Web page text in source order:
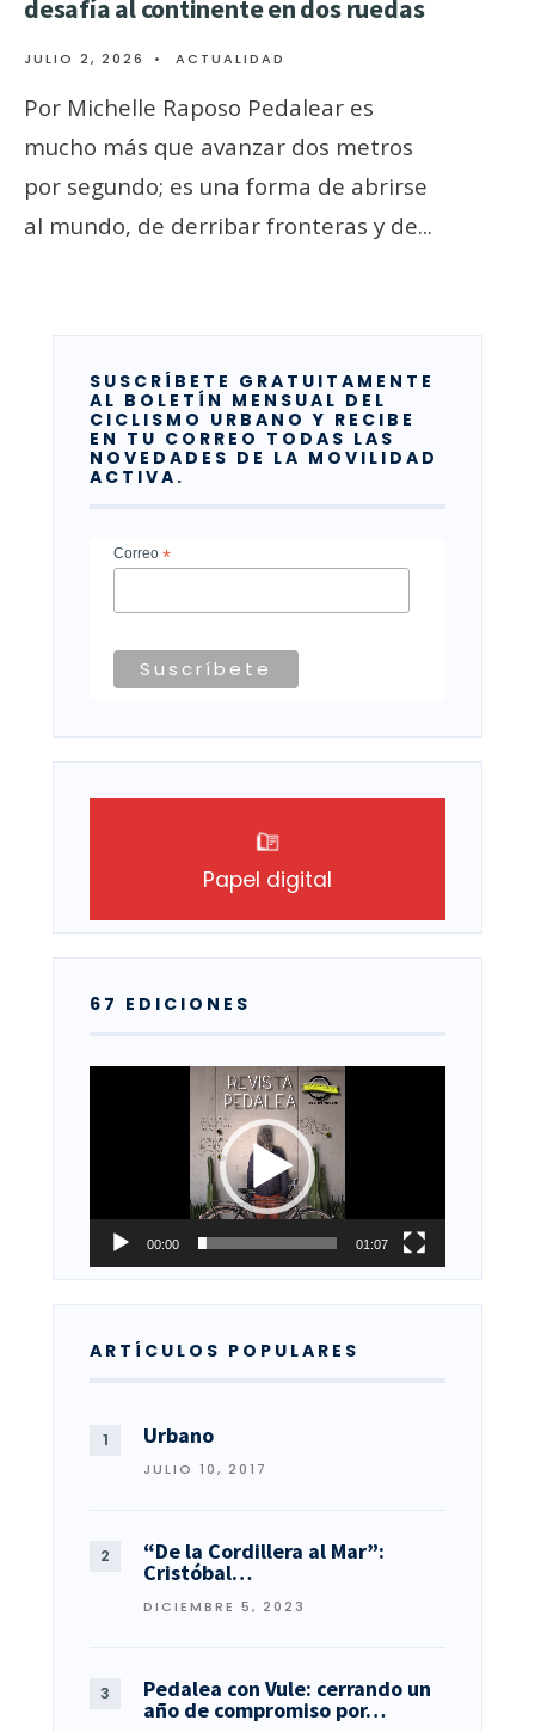
desafía al continente en dos ruedas
JULIO 2, 2026 • ACTUALIDAD
Por Michelle Raposo Pedalear es
mucho más que avanzar dos metros
por segundo; es una forma de abrirse
al mundo, de derribar fronteras y de...
SUSCRÍBETE GRATUITAMENTE
AL BOLETÍN MENSUAL DEL
CICLISMO URBANO Y RECIBE
EN TU CORREO TODAS LAS
NOVEDADES DE LA MOVILIDAD
ACTIVA.
Correo *
Papel digital
67 EDICIONES
00:00 01:07
ARTÍCULOS POPULARES
Urbano
JULIO 10, 2017
“De la Cordillera al Mar”:
Cristóbal…
DICIEMBRE 5, 2023
Pedalea con Vule: cerrando un
año de compromiso por…